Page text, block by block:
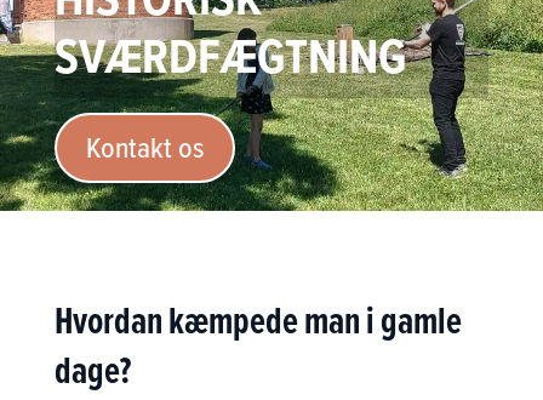
SVÆRDFÆGTNING
Kontakt os
Hvordan kæmpede man i gamle
dage?